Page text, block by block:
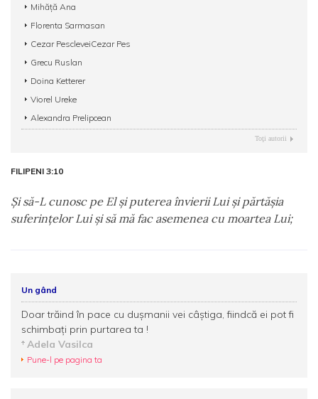
Mihăță Ana
Florenta Sarmasan
Cezar PescleveiCezar Pes
Grecu Ruslan
Doina Ketterer
Viorel Ureke
Alexandra Prelipcean
Toţi autorii
FILIPENI 3:10
Şi să-L cunosc pe El şi puterea învierii Lui şi părtăşia
suferinţelor Lui şi să mă fac asemenea cu moartea Lui;
Un gând
Doar trăind în pace cu duşmanii vei câştiga, fiindcă ei pot fi
schimbaţi prin purtarea ta !
Adela Vasilca
Pune-l pe pagina ta